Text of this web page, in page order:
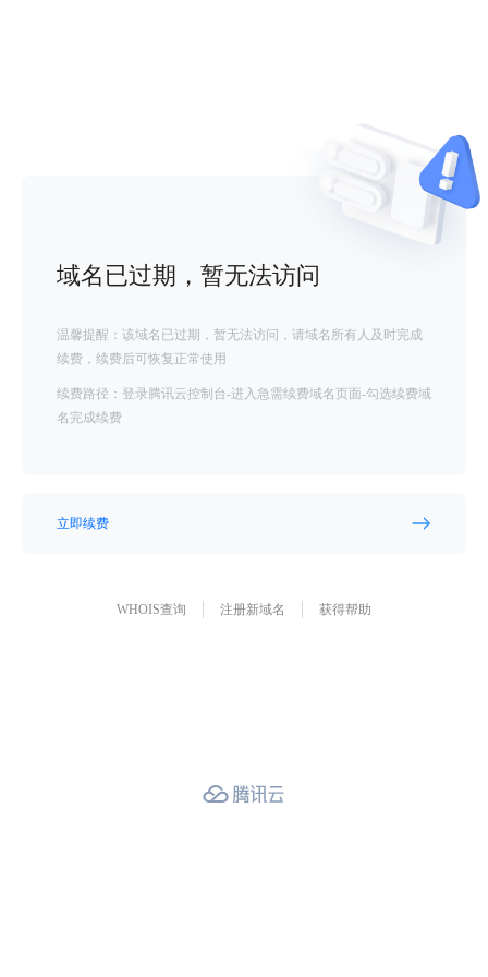
域名已过期，暂无法访问
温馨提醒：该域名已过期，暂无法访问，请域名所有人及时完成
续费，续费后可恢复正常使用
续费路径：登录腾讯云控制台-进入急需续费域名页面-勾选续费域
名完成续费
立即续费
WHOIS查询 注册新域名 获得帮助